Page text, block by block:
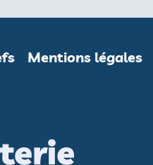
Mentions légales